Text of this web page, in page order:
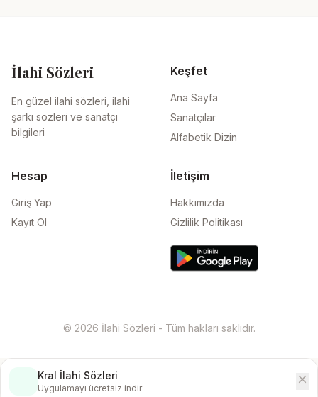
İlahi Sözleri
En güzel ilahi sözleri, ilahi
şarkı sözleri ve sanatçı
bilgileri
Keşfet
Ana Sayfa
Sanatçılar
Alfabetik Dizin
Hesap
Giriş Yap
Kayıt Ol
İletişim
Hakkımızda
Gizlilik Politikası
© 2026 İlahi Sözleri - Tüm hakları saklıdır.
Kral İlahi Sözleri
Uygulamayı ücretsiz indir
close